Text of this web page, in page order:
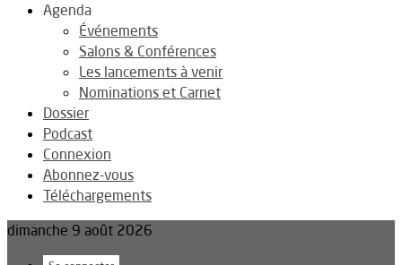
Agenda
Événements
Salons & Conférences
Les lancements à venir
Nominations et Carnet
Dossier
Podcast
Connexion
Abonnez-vous
Téléchargements
dimanche 9 août 2026